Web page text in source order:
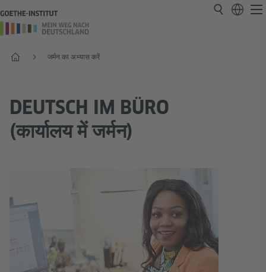
प्रारंभ जर्मन का अभ्यास करें
DEUTSCH IM BÜRO
(कार्यालय में जर्मन)